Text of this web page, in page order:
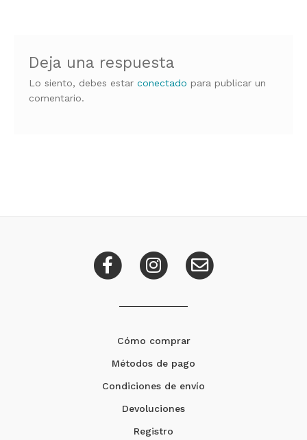
Deja una respuesta
Lo siento, debes estarconectado para publicar un
comentario.
Cómo comprar
Métodos de pago
Condiciones de envío
Devoluciones
Registro